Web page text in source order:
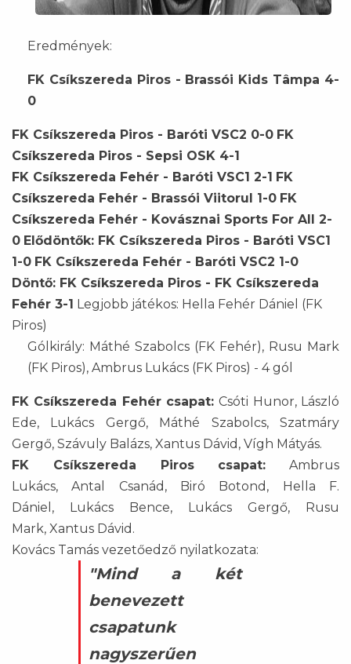
Eredmények:
FK Csíkszereda Piros - Brassói Kids Tâmpa 4-
0
FK Csíkszereda Piros - Baróti VSC2 0-0 FK
Csíkszereda Piros - Sepsi OSK 4-1
FK Csíkszereda Fehér - Baróti VSC1 2-1 FK
Csíkszereda Fehér - Brassói Viitorul 1-0 FK
Csíkszereda Fehér - Kovásznai Sports For All 2-
0 Elődöntők: FK Csíkszereda Piros - Baróti VSC1
1-0 FK Csíkszereda Fehér - Baróti VSC2 1-0
Döntő: FK Csíkszereda Piros - FK Csíkszereda
Fehér 3-1 Legjobb játékos: Hella Fehér Dániel (FK
Piros)
Gólkirály: Máthé Szabolcs (FK Fehér), Rusu Mark
(FK Piros), Ambrus Lukács (FK Piros) - 4 gól
FK Csíkszereda Fehér csapat:Csóti Hunor, László
Ede, Lukács Gergő, Máthé Szabolcs, Szatmáry
Gergő, Szávuly Balázs, Xantus Dávid, Vígh Mátyás.
FK Csíkszereda Piros csapat: Ambrus
Lukács, Antal Csanád, Biró Botond, Hella F.
Dániel, Lukács Bence, Lukács Gergő, Rusu
Mark, Xantus Dávid.
Kovács Tamás vezetőedző nyilatkozata:
"Mind a két
benevezett
csapatunk
nagyszerűen